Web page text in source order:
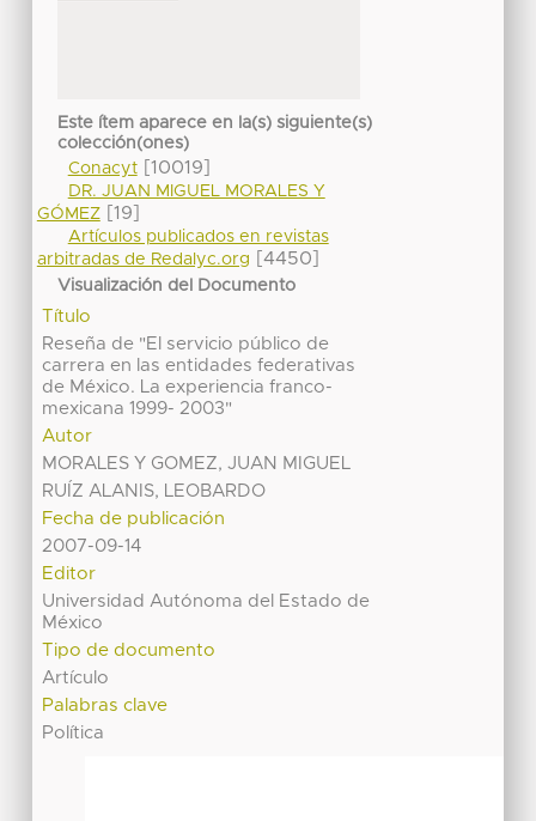
Este ítem aparece en la(s) siguiente(s)
colección(ones)
Conacyt[10019]
DR. JUAN MIGUEL MORALES Y
GÓMEZ[19]
Artículos publicados en revistas
arbitradas de Redalyc.org
[4450]
Visualización del Documento
Título
Reseña de "El servicio público de
carrera en las entidades federativas
de México. La experiencia franco-
mexicana 1999- 2003"
Autor
MORALES Y GOMEZ, JUAN MIGUEL
RUÍZ ALANIS, LEOBARDO
Fecha de publicación
2007-09-14
Editor
Universidad Autónoma del Estado de
México
Tipo de documento
Artículo
Palabras clave
Política